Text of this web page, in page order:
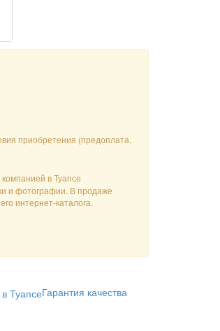
приобретения (предоплата,
в Туапсе
и фотографии. В продаже
интернет-каталога.
Гарантия качества